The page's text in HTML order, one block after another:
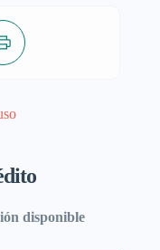
disponible